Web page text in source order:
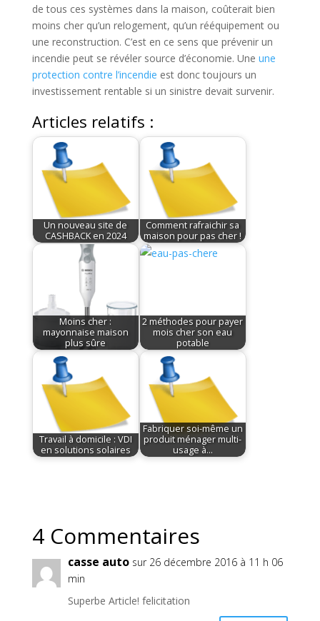
de tous ces systèmes dans la maison, coûterait bien
moins cher qu’un relogement, qu’un rééquipement ou
une reconstruction. C’est en ce sens que prévenir un
incendie peut se révéler source d’économie. Une une
protection contre l’incendie est donc toujours un
investissement rentable si un sinistre devait survenir.
Articles relatifs :
Un nouveau site de
CASHBACK en 2024
Comment rafraichir sa
maison pour pas cher !
Moins cher :
mayonnaise maison
plus sûre
2 méthodes pour payer
mois cher son eau
potable
Travail à domicile : VDI
en solutions solaires
Fabriquer soi-même un
produit ménager multi-
usage à…
4 Commentaires
casse auto sur 26 décembre 2016 à 11 h 06
min
Superbe Article! felicitation